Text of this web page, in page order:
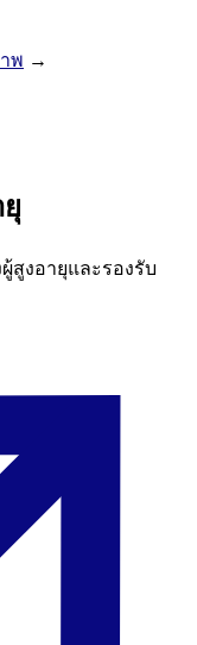
พ →
สูงอายุและรองรับ